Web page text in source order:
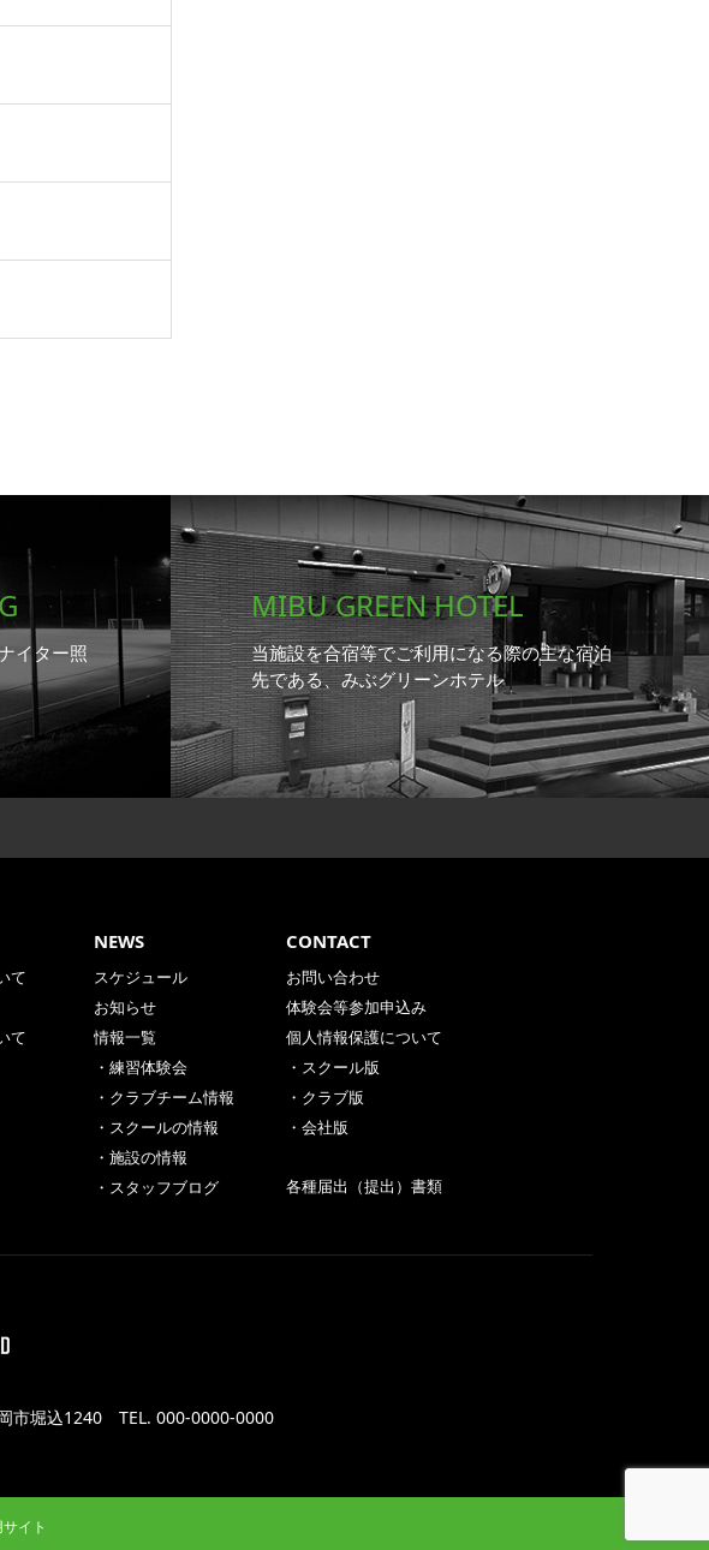
イター照
MIBU GREEN HOTEL
当施設を合宿等でご利用になる際の主な宿泊
先である、みぶグリーンホテル
て
て
NEWS
スケジュール
お知らせ
情報一覧
・練習体験会
・クラブチーム情報
・スクールの情報
・施設の情報
・スタッフブログ
CONTACT
お問い合わせ
体験会等参加申込み
個人情報保護について
・スクール版
・クラブ版
・会社版
各種届出（提出）書類
市堀込1240 TEL. 000-0000-0000
イト